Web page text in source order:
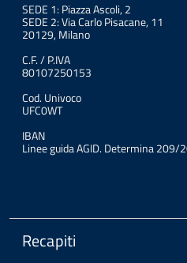
SEDE 1: Piazza Ascoli, 2
SEDE 2: Via Carlo Pisacane, 11
20129, Milano
C.F. / P.IVA
80107250153
Cod. Univoco
UFC0WT
IBAN
Linee guida AGID. Determina 209/
Recapiti